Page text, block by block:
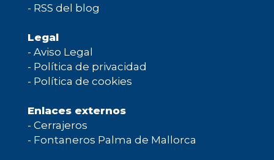
- RSS del blog
Legal
- Aviso Legal
- Política de privacidad
- Política de cookies
Enlaces externos
- Cerrajeros
- Fontaneros Palma de Mallorca